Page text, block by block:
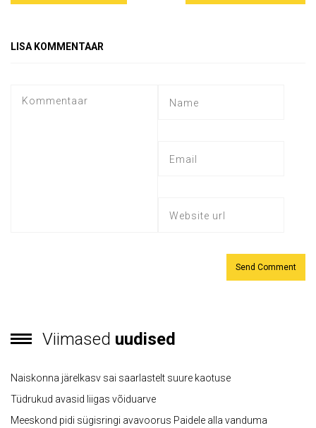
LISA KOMMENTAAR
Viimased uudised
Naiskonna järelkasv sai saarlastelt suure kaotuse
Tüdrukud avasid liigas võiduarve
Meeskond pidi sügisringi avavoorus Paidele alla vanduma